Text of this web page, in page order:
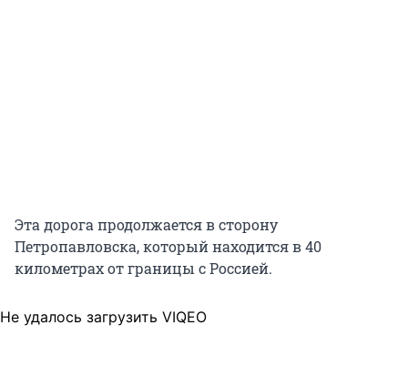
Эта дорога продолжается в сторону
Петропавловска, который находится в 40
километрах от границы с Россией.
Не удалось загрузить VIQEO